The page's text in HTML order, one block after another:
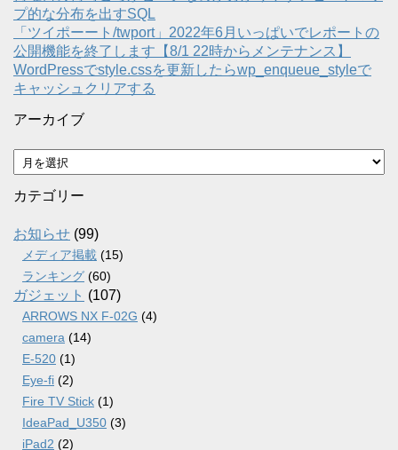
プ的な分布を出すSQL
「ツイポーート/twport」2022年6月いっぱいでレポートの
公開機能を終了します【8/1 22時からメンテナンス】
WordPressでstyle.cssを更新したらwp_enqueue_styleで
キャッシュクリアする
アーカイブ
ア
ー
カ
ブ
カテゴリー
お知らせ (99)
メディア掲載 (15)
ランキング (60)
ガジェット (107)
ARROWS NX F-02G (4)
camera (14)
E-520 (1)
Eye-fi (2)
Fire TV Stick (1)
IdeaPad_U350 (3)
iPad2 (2)